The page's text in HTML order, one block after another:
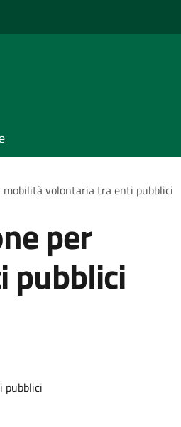
mobilità volontaria tra enti pubblici
per
pubblici
pubblici